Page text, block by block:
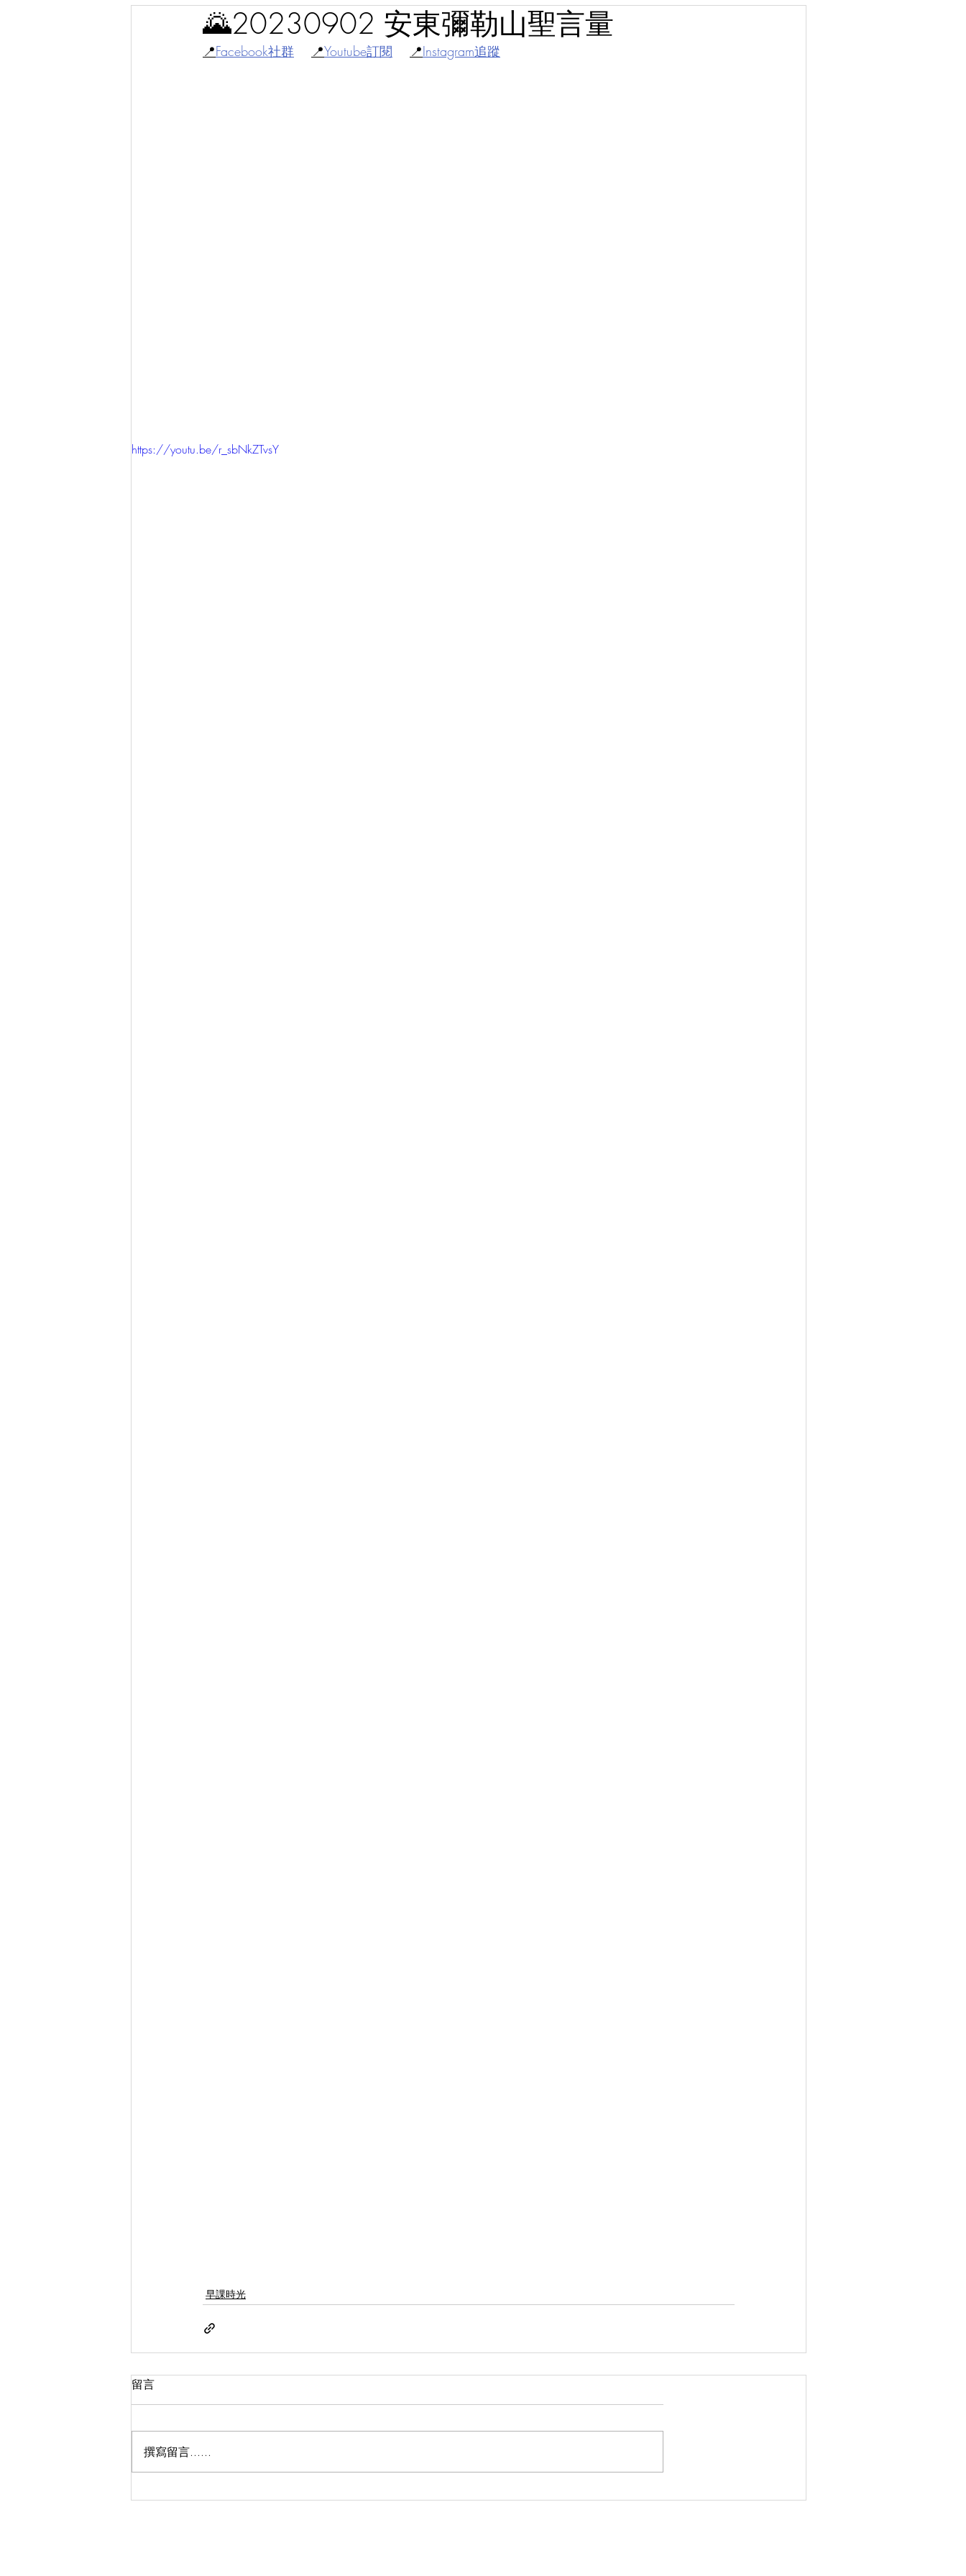
🌄20230902 安東彌勒山聖言量
📍Facebook社群 📍Youtube訂閱 📍Instagram追蹤
https://youtu.be/r_sbNkZTvsY
早課時光
留言
撰寫留言......